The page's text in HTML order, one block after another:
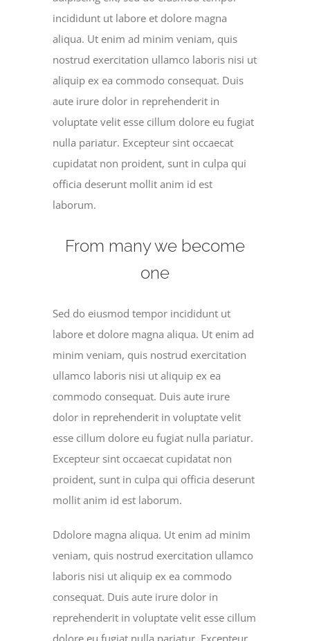
incididunt ut labore et dolore magna
aliqua. Ut enim ad minim veniam, quis
nostrud exercitation ullamco laboris nisi ut
aliquip ex ea commodo consequat. Duis
aute irure dolor in reprehenderit in
voluptate velit esse cillum dolore eu fugiat
nulla pariatur. Excepteur sint occaecat
cupidatat non proident, sunt in culpa qui
officia deserunt mollit anim id est
laborum.
From many we become
one
Sed do eiusmod tempor incididunt ut
labore et dolore magna aliqua. Ut enim ad
minim veniam, quis nostrud exercitation
ullamco laboris nisi ut aliquip ex ea
commodo consequat. Duis aute irure
dolor in reprehenderit in voluptate velit
esse cillum dolore eu fugiat nulla pariatur.
Excepteur sint occaecat cupidatat non
proident, sunt in culpa qui officia deserunt
mollit anim id est laborum.
Ddolore magna aliqua. Ut enim ad minim
veniam, quis nostrud exercitation ullamco
laboris nisi ut aliquip ex ea commodo
consequat. Duis aute irure dolor in
reprehenderit in voluptate velit esse cillum